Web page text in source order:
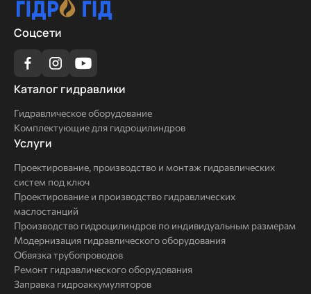
Соцсети
Каталог
Каталог гидравлики
Гидравлическое оборудование
Комплектующие для гидроцилиндров
Услуги
Услуги
Проектирование, производство и монтаж гидравлических
систем под ключ
Проектирование и производство гидравлических
маслостанций
Производство гидроцилиндров по индивидуальным размерам
Модернизация гидравлического оборудования
Обвязка трубопроводов
Ремонт гидравлического оборудования
Заправка гидроаккумуляторов